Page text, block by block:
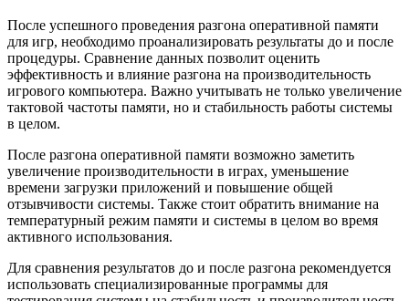
После успешного проведения разгона оперативной памяти
для игр, необходимо проанализировать результаты до и после
процедуры. Сравнение данных позволит оценить
эффективность и влияние разгона на производительность
игрового компьютера. Важно учитывать не только увеличение
тактовой частоты памяти, но и стабильность работы системы
в целом.
После разгона оперативной памяти возможно заметить
увеличение производительности в играх, уменьшение
времени загрузки приложений и повышение общей
отзывчивости системы. Также стоит обратить внимание на
температурный режим памяти и системы в целом во время
активного использования.
Для сравнения результатов до и после разгона рекомендуется
использовать специализированные программы для